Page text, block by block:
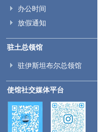
办公时间
放假通知
驻土总领馆
驻伊斯坦布尔总领馆
使馆社交媒体平台